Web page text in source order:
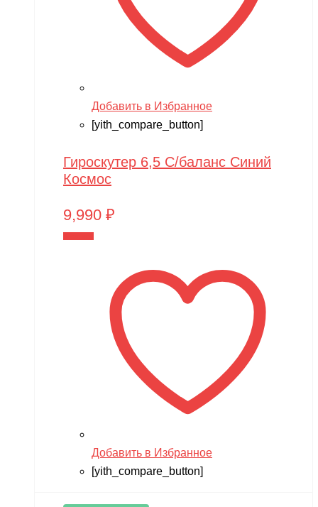
Добавить в Избранное
[yith_compare_button]
Гироскутер 6,5 С/баланс Синий
Космос
9,990 ₽
Добавить в Избранное
[yith_compare_button]